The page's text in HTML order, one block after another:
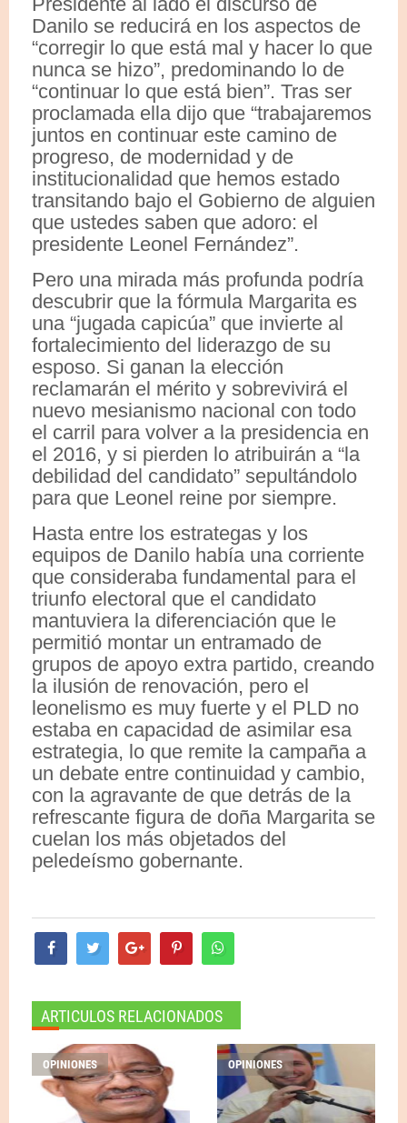
Danilo se reducirá en los aspectos de
“corregir lo que está mal y hacer lo que
nunca se hizo”, predominando lo de
“continuar lo que está bien”. Tras ser
proclamada ella dijo que “trabajaremos
juntos en continuar este camino de
progreso, de modernidad y de
institucionalidad que hemos estado
transitando bajo el Gobierno de alguien
que ustedes saben que adoro: el
presidente Leonel Fernández”.
Pero una mirada más profunda podría
descubrir que la fórmula Margarita es
una “jugada capicúa” que invierte al
fortalecimiento del liderazgo de su
esposo. Si ganan la elección
reclamarán el mérito y sobrevivirá el
nuevo mesianismo nacional con todo
el carril para volver a la presidencia en
el 2016, y si pierden lo atribuirán a “la
debilidad del candidato” sepultándolo
para que Leonel reine por siempre.
Hasta entre los estrategas y los
equipos de Danilo había una corriente
que consideraba fundamental para el
triunfo electoral que el candidato
mantuviera la diferenciación que le
permitió montar un entramado de
grupos de apoyo extra partido, creando
la ilusión de renovación, pero el
leonelismo es muy fuerte y el PLD no
estaba en capacidad de asimilar esa
estrategia, lo que remite la campaña a
un debate entre continuidad y cambio,
con la agravante de que detrás de la
refrescante figura de doña Margarita se
cuelan los más objetados del
peledeísmo gobernante.
ARTICULOS RELACIONADOS
OPINIONES OPINIONES